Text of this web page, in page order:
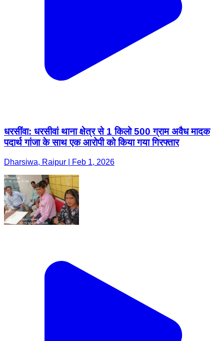
धरसींवा: धरसीवां थाना क्षेत्र से 1 किलो 500 ग्राम अवैध मादक
पदार्थ गांजा के साथ एक आरोपी को किया गया गिरफ्तार
Dharsiwa, Raipur | Feb 1, 2026